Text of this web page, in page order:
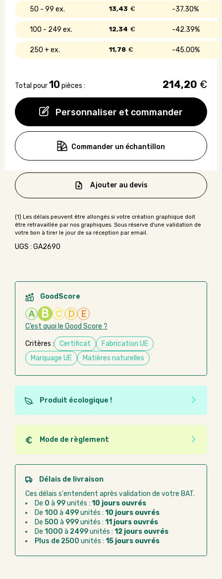
Personnaliser et commander
50 - 99 37.30%
13,43 €
100 - 249 42.39%
12,34 €
250 + 45.00%
11,78 €
Total pour10 pièces : 214,20 €
Commander un échantillon
Ajouter au devis
UGS : GA2690
GoodScore
A B C D E
C’est quoi le Good Score ?
Critères : Certificat
Fabrication UE
Marquage UE
Matières naturelles
Produit écologique !
Ce produit est éco-conçu, il a été fabriqué à partir de
matériaux recyclés ou recyclables. Ces produits
peuvent plus facilement obtenir une seconde vie
après utilisation. L'origine de fabrication du produit
n'entre pas dans les critères d'éco-conception.
Mode de règlement
Quel que soit le mode de règlement, vous pouvez
passer commande en ligne sur Good Act.
Paiement CB :paiement sécurisé par carte
Virement bancaire :règlement sur facture
après la commande
Chorus Pro :règlement par mandat
administratif après la commande
Délais de livraison
Ces délais s'entendent après validation de votre BAT.
De 0 à 99unités : 10 jours ouvrés
De 100 à 499unités : 10 jours ouvrés
De 500 à 999unités : 11 jours ouvrés
De 1000 à 2499unités : 12 jours ouvrés
Plus de 2500 unités : 15 jours ouvrés